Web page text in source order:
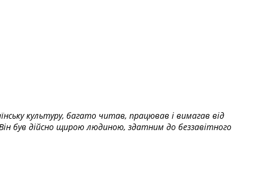
культуру, багато читав, працював і вимагав від
був дійсно щирою людиною, здатним до беззавітного